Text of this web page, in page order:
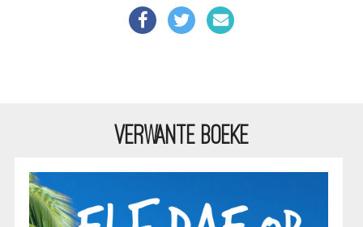
VERWANTE BOEKE